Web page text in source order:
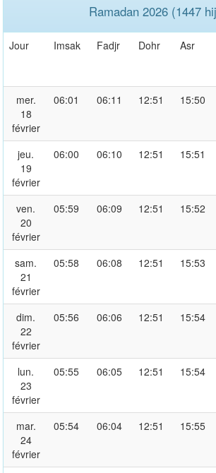
Ramadan 2026 (1447
Jour Imsak Fadjr Dohr Asr
mer.
18
février
06:01 06:11 12:51 15:50
jeu.
19
février
06:00 06:10 12:51 15:51
ven.
20
février
05:59 06:09 12:51 15:52
sam.
21
février
05:58 06:08 12:51 15:53
dim.
22
février
05:56 06:06 12:51 15:54
lun.
23
février
05:55 06:05 12:51 15:54
mar.
24
février
05:54 06:04 12:51 15:55